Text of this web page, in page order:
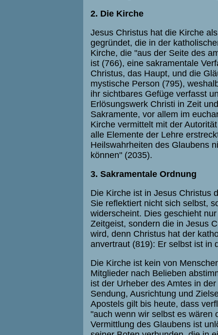
2. Die Kirche
Jesus Christus hat die Kirche
gegründet, die in der
Kirche, die "aus der Seite des
ist (766), eine sakramentale
Christus, das Haupt, und die
mystische Person (795),
ihr sichtbares Gefüge verfasst
Erlösungswerk Christi in Zeit
Sakramente, vor allem im
Kirche vermittelt mit der
alle Elemente der Lehre
Heilswahrheiten des Glaubens
können" (2035).
3. Sakramentale Ordnung
Die Kirche ist in Jesus Christus
Sie reflektiert nicht sich selbst,
widerscheint. Dies geschieht
Zeitgeist, sondern die in Jesus
wird, denn Christus hat der
anvertraut (819): Er selbst ist in
Die Kirche ist kein von
Mitglieder nach Belieben
ist der Urheber des Amtes in
Sendung, Ausrichtung und
Apostels gilt bis heute, dass
"auch wenn wir selbst es wären
Vermittlung des Glaubens ist